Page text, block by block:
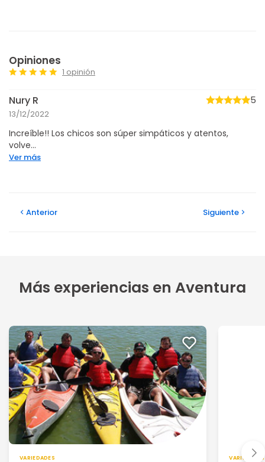
Opiniones
1 opinión
Nury R
13/12/2022
5
Increíble!! Los chicos son súper simpáticos y atentos,
volve...
Ver más
Anterior Siguiente
Más experiencias en Aventura
VARIEDADES VARIEDADES